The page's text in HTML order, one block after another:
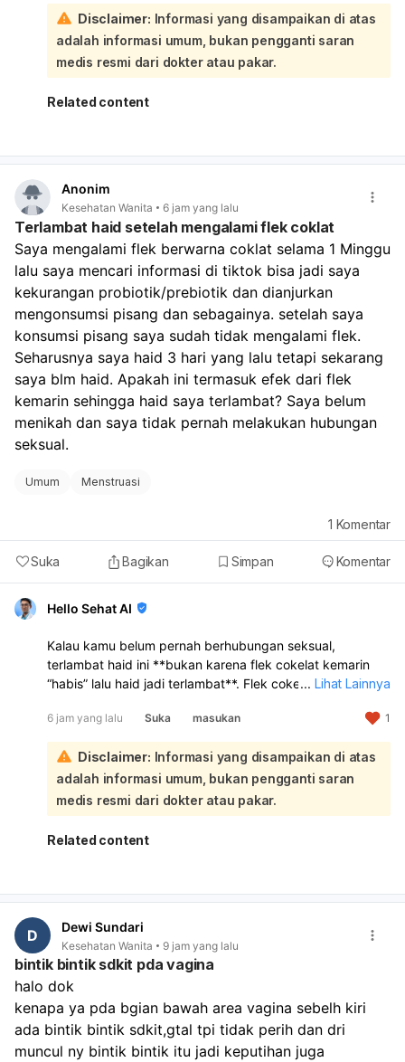
berulang terus, sebaiknya periksa ke dokter kandungan:
Karena Anda berhenti minum pil KB pada 5 Agustus, lalu 7
Agustus keluar darah disertai kram, mules, dan lemas, ini
sangat mungkin dipengaruhi oleh perubahan hormon
akibat penghentian pil. Setelah stop pil KB, tubuh
memang bisa butuh waktu untuk menyesuaikan siklus
dalam beberapa hari, kemungkinan masih dalam batas
Jika darah sangat banyak, keluar gumpalan besar,
atau Anda sampai sangat lemas/pusing, perlu segera
diperiksa.
Jika ada kemungkinan hamil, tetap lakukan tes
kehamilan, karena berhenti pil KB dan hubungan tanpa
perlindungan tetap ada risiko hamil. Untuk memantau:
Catat tanggal mulai dan selesai perdarahan.
Perhatikan banyaknya darah, warna, dan apakah nyeri
makin berat.
Bila haid tidak teratur terus selama 2–3 bulan,
konsultasi ke dokter. Kalau keluhan kram dan lemas
cukup mengganggu, sebaiknya kontrol ke dokter
kandungan agar dipastikan apakah ini hanya efek
berhenti pil KB atau ada penyebab lain.
Disclaimer: Informasi yang disampaikan di atas
adalah informasi umum, bukan pengganti saran
medis resmi dari dokter atau pakar.
Related content
Anonim
Kesehatan Wanita 6 jam yang lalu
Terlambat haid setelah mengalami flek coklat
Saya mengalami flek berwarna coklat selama 1 Minggu
lalu saya mencari informasi di tiktok bisa jadi saya
kekurangan probiotik/prebiotik dan dianjurkan
mengonsumsi pisang dan sebagainya. setelah saya
konsumsi pisang saya sudah tidak mengalami flek.
Seharusnya saya haid 3 hari yang lalu tetapi sekarang
saya blm haid. Apakah ini termasuk efek dari flek
kemarin sehingga haid saya terlambat? Saya belum
menikah dan saya tidak pernah melakukan hubungan
seksual.
Umum Menstruasi
Suka Bagikan Simpan Komentar
1 Komentar
Hello Sehat AI
Kalau kamu belum pernah berhubungan seksual,
terlambat haid ini **bukan karena flek cokelat kemarin
“habis” lalu haid jadi terlambat**. Flek cokelat sebelum
kurang tidur, perubahan gaya hidup, atau siklus haid
yang memang sedang tidak teratur**. Jadi kemungkinan
besar flek itu hanya tanda hormon sedang berubah,
bukan penyebab langsung telat haid:
Makan pisang atau makanan tertentutidak terbukti
langsung menghentikan flek atau mempercepat haid.
Yang lebih mungkin berpengaruh adalah kondisi tubuh
hari, itu masih bisa termasuk variasi siklus yang normal.
cukup, makan teratur, dan kurangi stres. Sebaiknya
periksa ke dokter kandungan atau dokter umum kalau:
haid tidak datang sampai lebih dari 1–2 minggu,
flek/pendarahan berulang terus,
ada nyeri perut hebat,
bau tidak sedap,
atau darah keluar sangat banyak.
... Lihat Lainnya
6 jam yang lalu Suka masukan 1
Disclaimer: Informasi yang disampaikan di atas
adalah informasi umum, bukan pengganti saran
medis resmi dari dokter atau pakar.
Related content
D Dewi Sundari
Kesehatan Wanita 9 jam yang lalu
bintik bintik sdkit pda vagina
halo dok
kenapa ya pda bgian bawah area vagina sebelh kiri
ada bintik bintik sdkit,gtal tpi tidak perih dan dri
muncul ny bintik bintik itu jadi keputihan juga